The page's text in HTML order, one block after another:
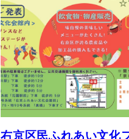
右京区民ふれあい文化